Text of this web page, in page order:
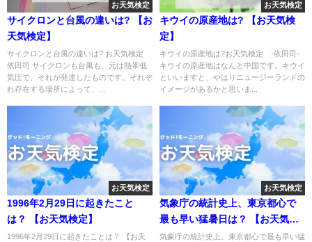
お天気検定
サイクロンと台風の違いは? 【お
天気検定】
サイクロンと台風の違いは? お天気検定
依田司 サイクロンも台風も、元は熱帯低
気圧で、それが発達したものです。それぞ
れ存在する場所によって、...
お天気検定
キウイの原産地は? 【お天気検
定】
キウイの原産地は?お天気検定 -依田司-
キウイの原産地はなんと中国です。キウイ
といいますと、やはりニュージーランドの
イメージがあるかと思いま...
お天気検定
1996年2月29日に起きたこと
は？ 【お天気検定】
1996年2月29日に起きたことは？ 【お天
お天気検定
気象庁の統計史上、東京都心で
最も早い猛暑日は？ 【お天気検
定】
気象庁の統計史上、東京都心で最も早い猛